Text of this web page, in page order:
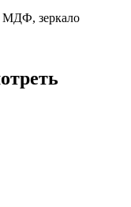
МДФ, зеркало